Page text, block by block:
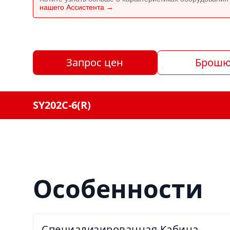
нашего Ассистента →
Запрос цен
SY202C-6(R)
Особенности